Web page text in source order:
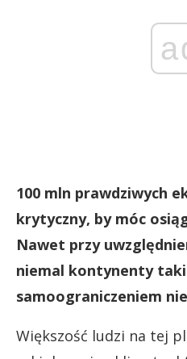
100 mln prawdziwych
krytyczny, by móc
Nawet przy
niemal kontynenty
samoograniczeniem
Większość ludzi na tej